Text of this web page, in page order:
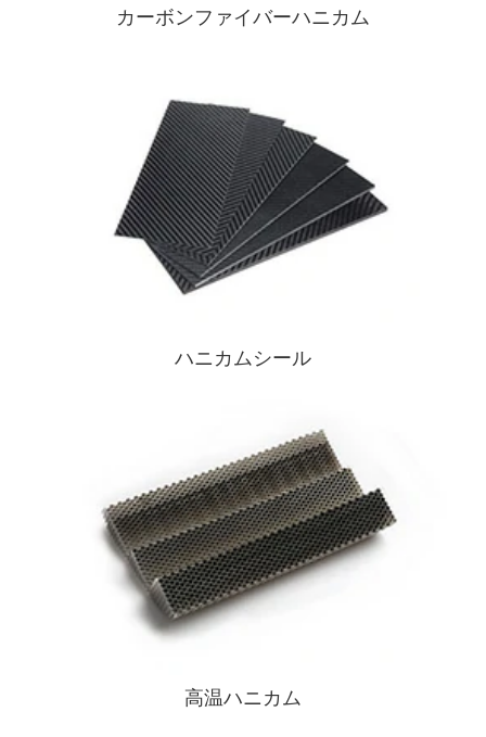
カーボンファイバーハニカム
ハニカムシール
高温ハニカム